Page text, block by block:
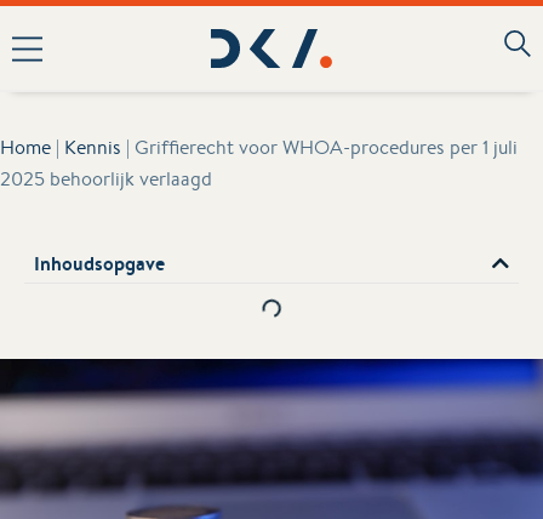
Home | Kennis | Griffierecht voor WHOA-procedures per 1 juli
2025 behoorlijk verlaagd
Inhoudsopgave